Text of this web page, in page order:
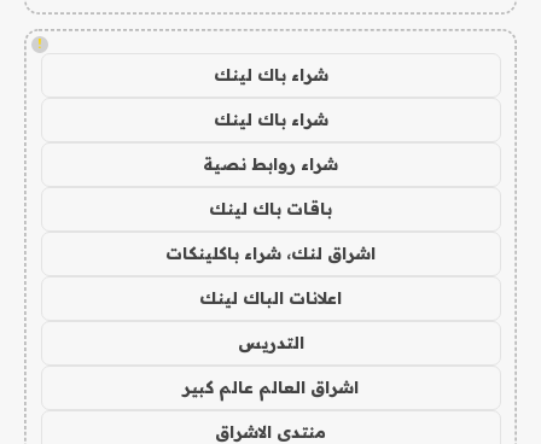
!
شراء باك لينك
شراء باك لينك
شراء روابط نصية
باقات باك لينك
اشراق لنك، شراء باكلينكات
اعلانات الباك لينك
التدريس
اشراق العالم عالم كبير
منتدى الاشراق